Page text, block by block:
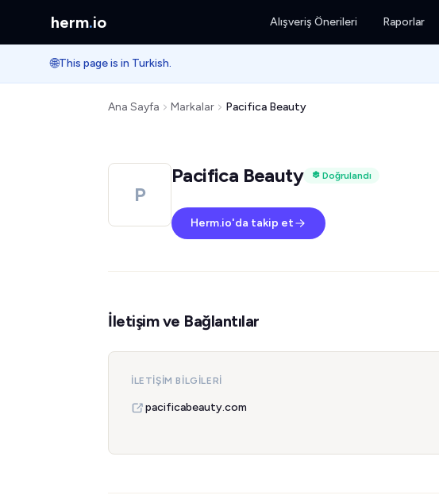
herm.io Alışveriş Önerileri Raporlar
🌐This page is in Turkish.
Ana Sayfa Markalar Pacifica Beauty
P
Pacifica Beauty Doğrulandı
Herm.io'da takip et
İletişim ve Bağlantılar
İLETIŞIM BILGILERI
pacificabeauty.com